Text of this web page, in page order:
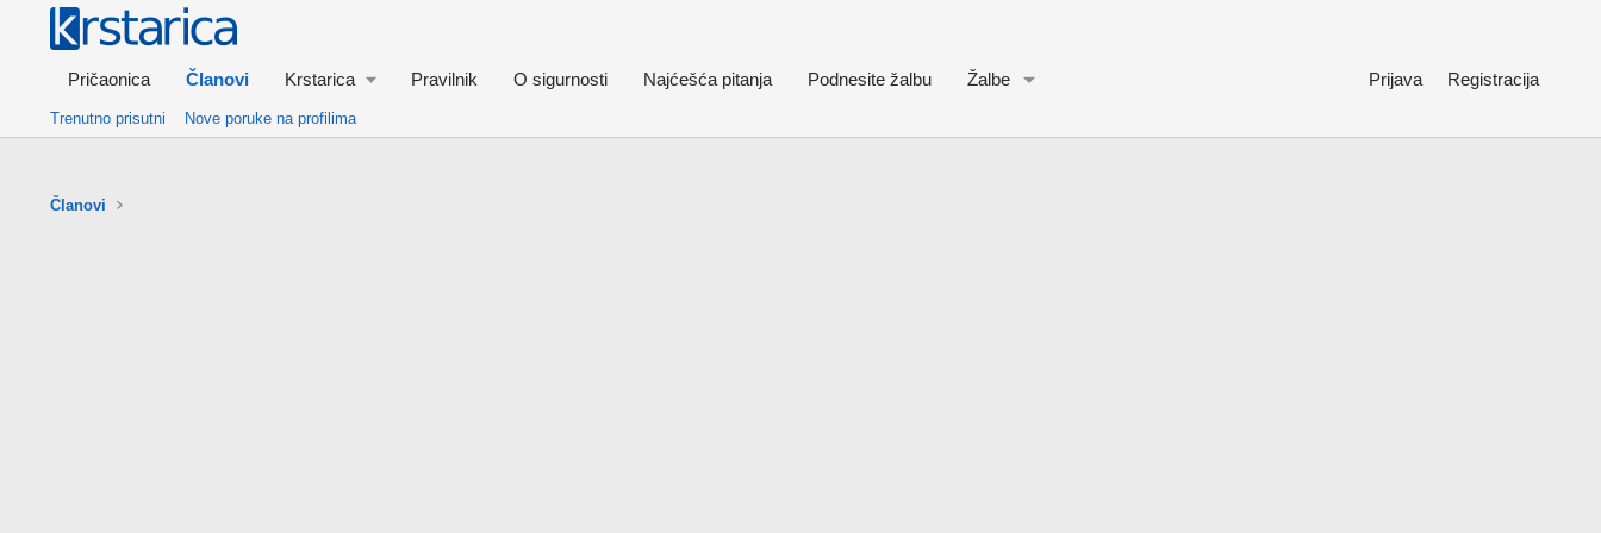
Pričaonica Članovi Krstarica Pravilnik O sigurnosti Najćešća pitanja Podnesite žalbu Žalbe Prijava Registracija
Trenutno prisutni Nove poruke na profilima
Članovi